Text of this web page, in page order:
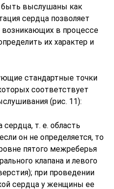
быть выслушаны как
сердца позволяет
возникающих в процессе
их характер и
стандартные точки
соответствует
(рис. 11):
сердца, т. е. область
он не определяется, то
пятого межреберья
клапа­на и левого
при проведении
сердца у женщины ее